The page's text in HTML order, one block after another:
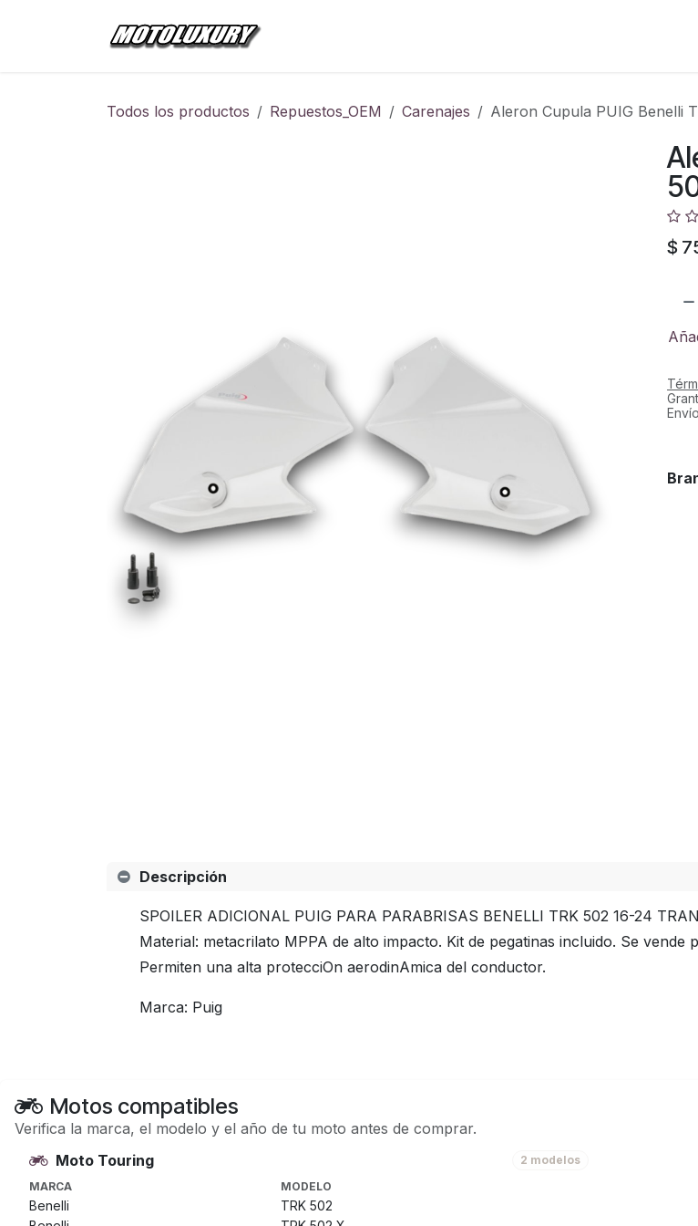
Todos los productos Repuestos_OEM Carenajes Aleron Cupula PUIG Benelli
$
Descripción
SPOILER ADICIONAL PUIG PARA PARABRISAS BENELLI TRK 502 16-24
Material: metacrilato MPPA de alto impacto. Kit de pegatinas incluido. Se vende
Permiten una alta protecciOn aerodinAmica del conductor.
Marca: Puig
Motos compatibles
Verifica la marca, el modelo y el año de tu moto antes de comprar.
Moto Touring
2 modelos
MARCA
MODELO
Benelli TRK 502